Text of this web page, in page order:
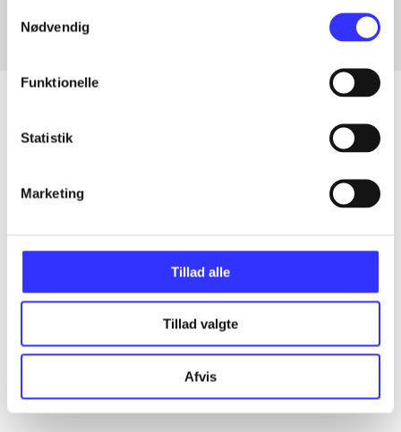
Nødvendig
Funktionelle
Statistik
Marketing
Tillad alle
Tillad valgte
Afvis
...
...